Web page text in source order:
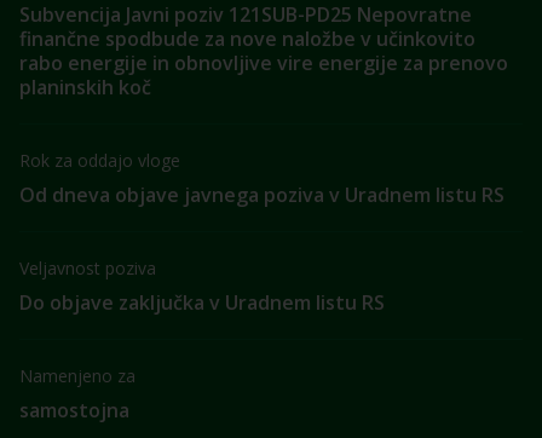
Subvencija Javni poziv 121SUB-PD25 Nepovratne
finančne spodbude za nove naložbe v učinkovito
rabo energije in obnovljive vire energije za prenovo
planinskih koč
Rok za oddajo vloge
Od dneva objave javnega poziva v Uradnem listu RS
Veljavnost poziva
Do objave zaključka v Uradnem listu RS
Namenjeno za
samostojna